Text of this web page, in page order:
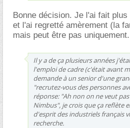
Bonne décision. Je l'ai fait
et l'ai regretté amèrement (la
mais peut être pas
Il y a de ça plusieurs années
l'emploi de cadre (c'était avant
demande à un senior d'une
"recrutez-vous des personnes
réponse: "Ah non on ne veut
Nimbus", je crois que ça reflète
d'esprit des industriels français
recherche.